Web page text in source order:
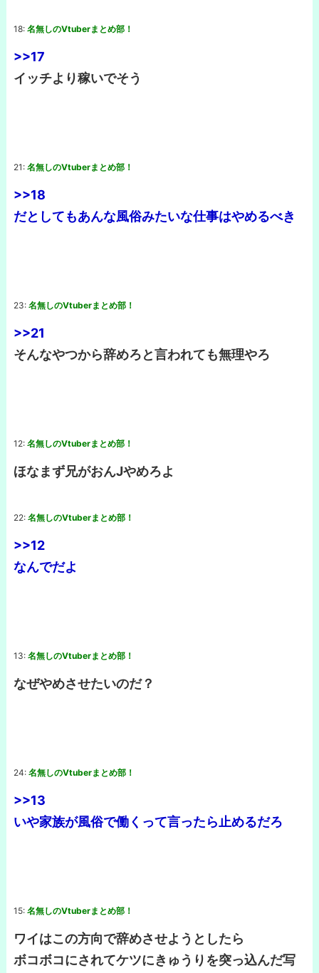
18: 名無しのVtuberまとめ部！
>>17
イッチより稼いでそう
21: 名無しのVtuberまとめ部！
>>18
だとしてもあんな風俗みたいな仕事はやめるべき
23: 名無しのVtuberまとめ部！
>>21
そんなやつから辞めろと言われても無理やろ
12: 名無しのVtuberまとめ部！
ほなまず兄がおんJやめろよ
22: 名無しのVtuberまとめ部！
>>12
なんでだよ
13: 名無しのVtuberまとめ部！
なぜやめさせたいのだ？
24: 名無しのVtuberまとめ部！
>>13
いや家族が風俗で働くって言ったら止めるだろ
15: 名無しのVtuberまとめ部！
ワイはこの方向で辞めさせようとしたら
ボコボコにされてケツにきゅうりを突っ込んだ写